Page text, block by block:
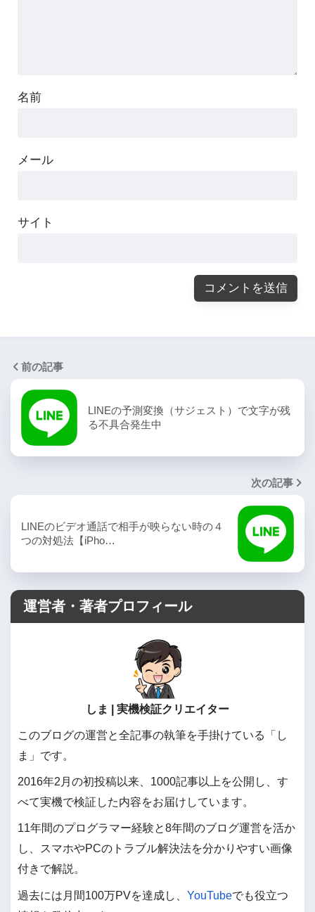
名前
メール
サイト
前の記事
LINEの予測変換（サジェスト）で文字が残
る不具合発生中
次の記事
LINEのビデオ通話で相手が映らない時の４
つの対処法【iPho…
運営者・著者プロフィール
しま | 実機検証クリエイター
このブログの運営と全記事の執筆を手掛けている「し
ま」です。
2016年2月の初投稿以来、1000記事以上を公開し、す
べて実機で検証した内容をお届けしています。
11年間のプログラマー経験と8年間のブログ運営を活か
し、スマホやPCのトラブル解決法を分かりやすい画像
付きで解説。
過去には月間100万PVを達成し、 YouTubeでも役立つ